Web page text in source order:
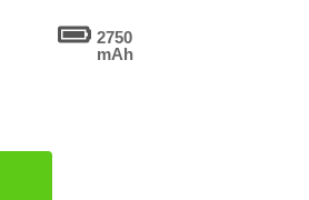
2750
mAh